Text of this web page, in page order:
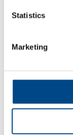
Statistics
Marketing